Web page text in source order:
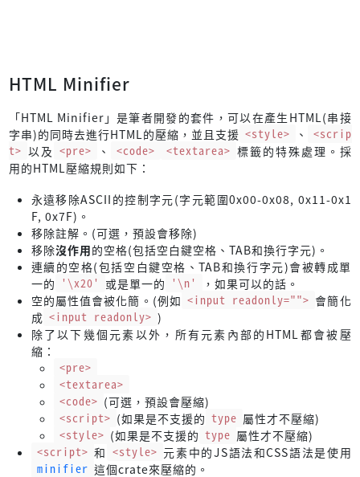
HTML Minifier
「HTML Minifier」是筆者開發的套件，可以在產生HTML(串接
字串)的同時去進行HTML的壓縮，並且支援 <style> 、
<scrip
t> 以及 <pre> 、 <code> <textarea> 標籤的特殊處理。採
用的HTML壓縮規則如下：
永遠移除ASCII的控制字元(字元範圍0x00-0x08, 0x11-0x1
F, 0x7F)。
移除註解。(可選，預設會移除)
移除沒作用的空格(包括空白鍵空格、TAB和換行字元)。
連續的空格(包括空白鍵空格、TAB和換行字元)會被轉成單
一的 '\x20' 或是單一的 '\n'
，如果可以的話。
空的屬性值會被化簡。(例如 <input readonly=""> 會簡化
成 <input readonly> )
除了以下幾個元素以外，所有元素內部的HTML都會被壓
縮：
<pre>
<textarea>
<code> (可選，預設會壓縮)
<script> (如果是不支援的 type 屬性才不壓縮)
<style> (如果是不支援的 type 屬性才不壓縮)
<script> 和 <style> 元素中的JS語法和CSS語法是使用
minifier 這個crate來壓縮的。